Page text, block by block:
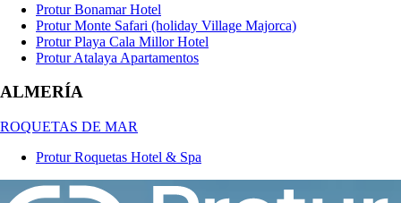
Protur Bonamar Hotel
Protur Monte Safari (holiday Village Majorca)
Protur Playa Cala Millor Hotel
Protur Atalaya Apartamentos
ALMERÍA
ROQUETAS DE MAR
Protur Roquetas Hotel & Spa